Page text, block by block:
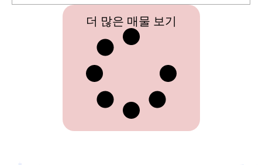
더 많은 매물 보기